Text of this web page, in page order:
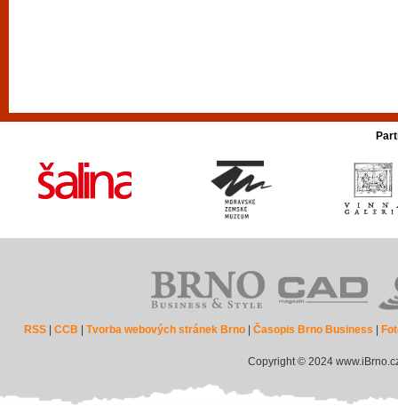
RSS |CCB |Tvorba webových stránek Brno |Časopis Brno Business
Copyright © 2024